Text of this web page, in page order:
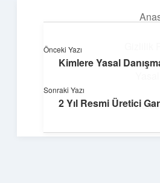
Neşeli Fikir
Hayatına neşe katan kısa
Önceki Yazı
Kimlere Yasal
Sonraki Yazı
2 Yıl Resmi Üretici